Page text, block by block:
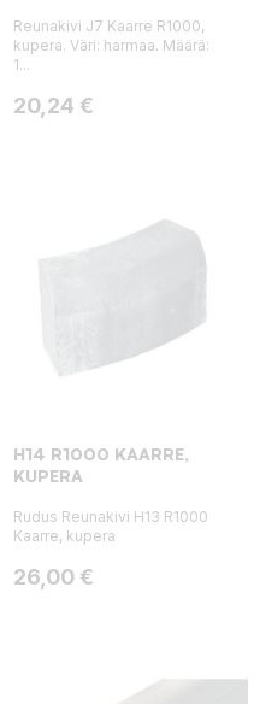
Reunakivi J7 Kaarre R1000,
kupera. Väri: harmaa. Määrä:
1...
Hinta
20,24 €
H14 R1000 KAARRE,
KUPERA
Rudus Reunakivi H13 R1000
Kaarre, kupera
Hinta
26,00 €